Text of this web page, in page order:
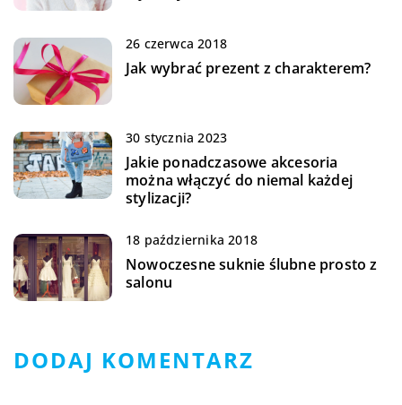
26 czerwca 2018
Jak wybrać prezent z charakterem?
30 stycznia 2023
Jakie ponadczasowe akcesoria
można włączyć do niemal każdej
stylizacji?
18 października 2018
Nowoczesne suknie ślubne prosto z
salonu
DODAJ KOMENTARZ